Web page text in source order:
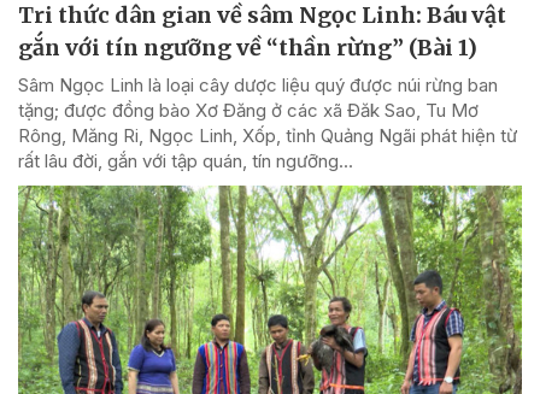
Tri thức dân gian về sâm Ngọc Linh: Báu vật
gắn với tín ngưỡng về “thần rừng” (Bài 1)
Sâm Ngọc Linh là loại cây dược liệu quý được núi rừng ban
tặng; được đồng bào Xơ Đăng ở các xã Đăk Sao, Tu Mơ
Rông, Măng Ri, Ngọc Linh, Xốp, tỉnh Quảng Ngãi phát hiện từ
rất lâu đời, gắn với tập quán, tín ngưỡng...